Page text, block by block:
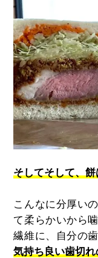
そしてそして、
こんなに分厚い
て柔らかいから
繊維に、自分の
気持ち良い歯切れ